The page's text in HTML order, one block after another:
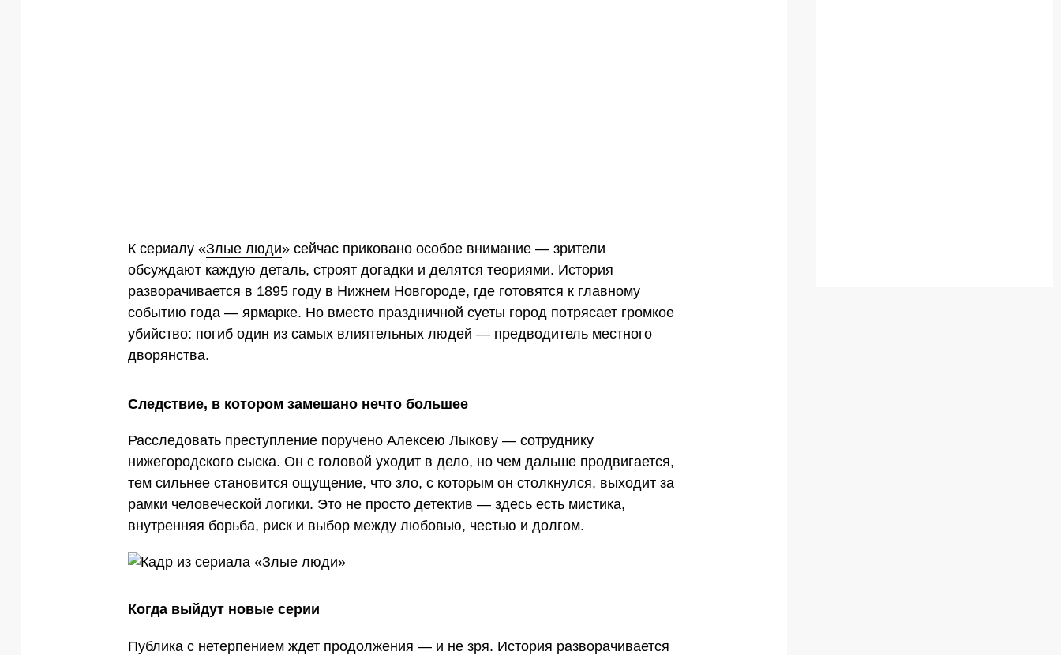
К сериалу «Злые люди» сейчас приковано особое внимание — зрители
обсуждают каждую деталь, строят догадки и делятся теориями. История
разворачивается в 1895 году в Нижнем Новгороде, где готовятся к главному
событию года — ярмарке. Но вместо праздничной суеты город потрясает громкое
убийство: погиб один из самых влиятельных людей — предводитель местного
дворянства.
Следствие, в котором замешано нечто большее
Расследовать преступление поручено Алексею Лыкову — сотруднику
нижегородского сыска. Он с головой уходит в дело, но чем дальше продвигается,
тем сильнее становится ощущение, что зло, с которым он столкнулся, выходит за
рамки человеческой логики. Это не просто детектив — здесь есть мистика,
внутренняя борьба, риск и выбор между любовью, честью и долгом.
Когда выйдут новые серии
Публика с нетерпением ждет продолжения — и не зря. История разворачивается